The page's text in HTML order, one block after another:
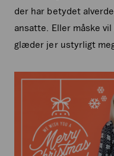
der har betydet
ansatte. Eller måske
glæder jer ustyrligt